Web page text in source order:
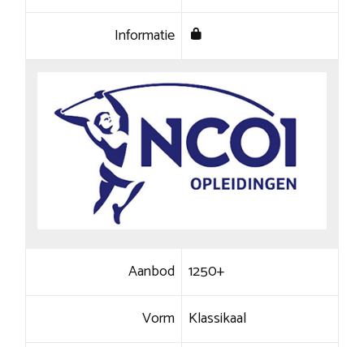
Informatie
Aanbod 1250+
Vorm Klassikaal